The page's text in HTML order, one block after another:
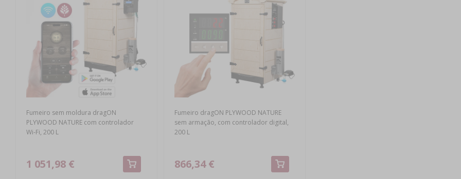
Fumeiro sem moldura dragON
PLYWOOD NATURE com controlador
Wi‑Fi, 200 L
1 051,98 €
Fumeiro dragON PLYWOOD NATURE
sem armação, com controlador digital,
200 L
866,34 €